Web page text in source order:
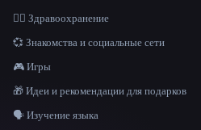
👩‍⚕️ Здравоохранение
💞 Знакомства и социальные сети
🎮 Игры
🎁 Идеи и рекомендации для подарков
🗣️ Изучение языка